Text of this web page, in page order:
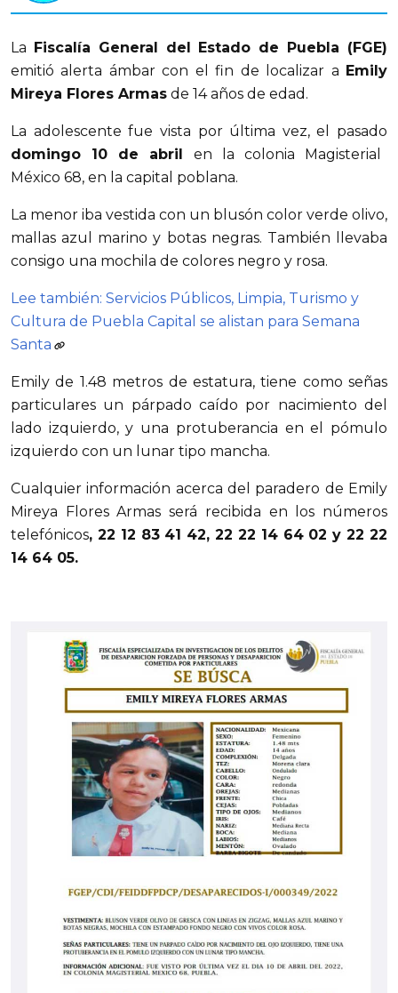
La
Fiscalía General del Estado de Puebla (FGE)
emitió alerta ámbar con el fin de localizar a Emily
Mireya Flores Armas de 14 años de edad.
La adolescente fue vista por última vez, el pasado
domingo 10 de abril en la colonia Magisterial
México 68, en la capital poblana.
La menor iba vestida con un blusón color verde olivo,
mallas azul marino y botas negras. También llevaba
consigo una mochila de colores negro y rosa.
Lee también: Servicios Públicos, Limpia, Turismo y
Cultura de Puebla Capital se alistan para Semana
Santa
Emily de 1.48 metros de estatura, tiene como señas
particulares un párpado caído por nacimiento del
lado izquierdo, y una protuberancia en el pómulo
izquierdo con un lunar tipo mancha.
Cualquier información acerca del paradero de Emily
Mireya Flores Armas será recibida en los números
telefónicos, 22 12 83 41 42, 22 22 14 64 02 y 22 22
14 64 05.